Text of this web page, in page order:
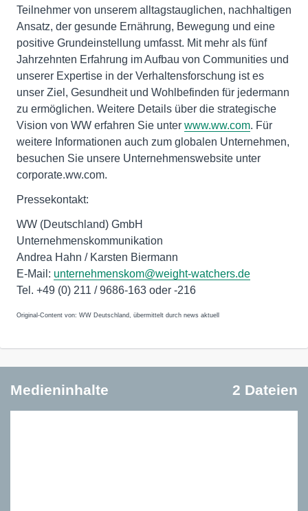
Teilnehmer von unserem alltagstauglichen, nachhaltigen
Ansatz, der gesunde Ernährung, Bewegung und eine
positive Grundeinstellung umfasst. Mit mehr als fünf
Jahrzehnten Erfahrung im Aufbau von Communities und
unserer Expertise in der Verhaltensforschung ist es
unser Ziel, Gesundheit und Wohlbefinden für jedermann
zu ermöglichen. Weitere Details über die strategische
Vision von WW erfahren Sie unter www.ww.com. Für
weitere Informationen auch zum globalen Unternehmen,
besuchen Sie unsere Unternehmenswebsite unter
corporate.ww.com.
Pressekontakt:
WW (Deutschland) GmbH
Unternehmenskommunikation
Andrea Hahn / Karsten Biermann
E-Mail: unternehmenskom@weight-watchers.de
Tel. +49 (0) 211 / 9686-163 oder -216
Original-Content von: WW Deutschland, übermittelt durch news aktuell
Medieninhalte 2 Dateien